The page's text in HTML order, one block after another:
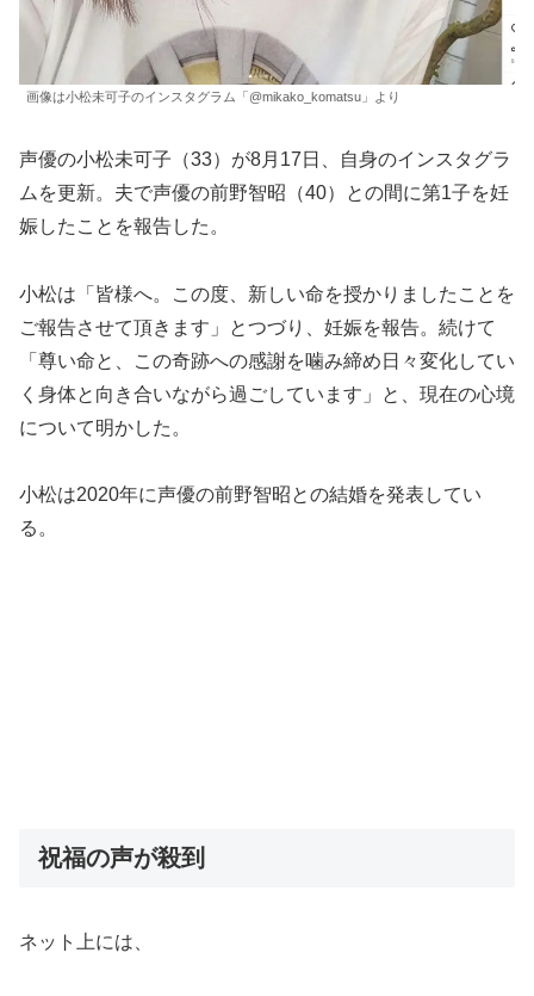
画像は小松未可子のインスタグラム「@mikako_komatsu」より
声優の小松未可子（33）が8月17日、自身のインスタグラ
ムを更新。夫で声優の前野智昭（40）との間に第1子を妊
娠したことを報告した。
小松は「皆様へ。この度、新しい命を授かりましたことを
ご報告させて頂きます」とつづり、妊娠を報告。続けて
「尊い命と、この奇跡への感謝を噛み締め日々変化してい
く身体と向き合いながら過ごしています」と、現在の心境
について明かした。
小松は2020年に声優の前野智昭との結婚を発表してい
る。
祝福の声が殺到
ネット上には、